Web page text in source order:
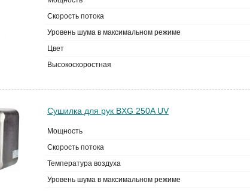
Скорость потока
Уровень шума в максимальном режиме
Цвет
Высокоскоростная
Сушилка для рук BXG 250A UV
Мощность
Скорость потока
Температура воздуха
Уровень шума в максимальном режиме